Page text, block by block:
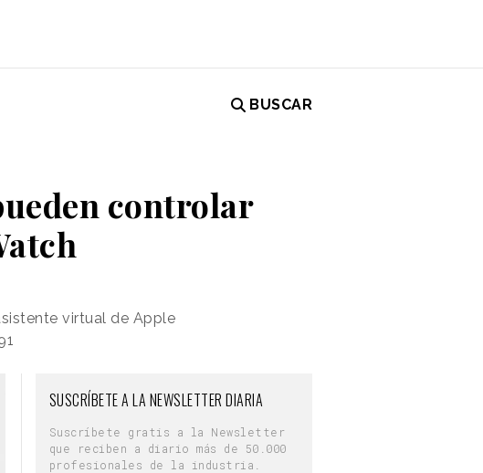
BUSCAR
controlar
virtual de Apple
SUSCRÍBETE A LA NEWSLETTER DIARIA
Suscríbete gratis a la Newsletter
que reciben a diario más de 50.000
profesionales de la industria.